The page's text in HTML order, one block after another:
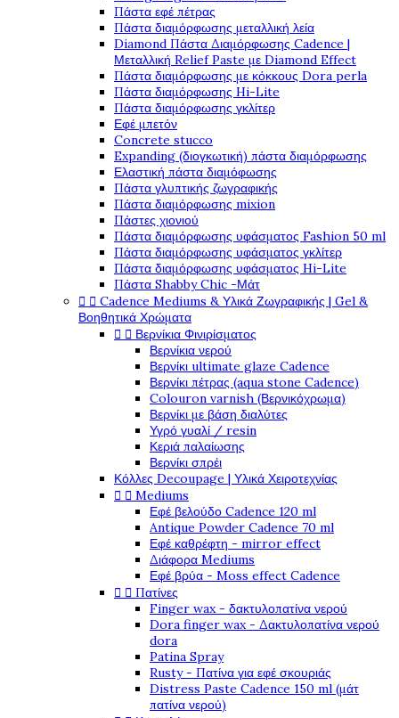
Πάστα εφέ πέτρας
Πάστα διαμόρφωσης μεταλλική λεία
Diamond Πάστα Διαμόρφωσης Cadence |
Μεταλλική Relief Paste με Diamond Effect
Πάστα διαμόρφωσης με κόκκους Dora perla
Πάστα διαμόρφωσης Hi-Lite
Πάστα διαμόρφωσης γκλίτερ
Εφέ μπετόν
Concrete stucco
Expanding (διογκωτική) πάστα διαμόρφωσης
Ελαστική πάστα διαμόφωσης
Πάστα γλυπτικής ζωγραφικής
Πάστα διαμόρφωσης mixion
Πάστες χιονιού
Πάστα διαμόρφωσης υφάσματος Fashion 50 ml
Πάστα διαμόρφωσης υφάσματος γκλίτερ
Πάστα διαμόρφωσης υφάσματος Hi-Lite
Πάστα Shabby Chic -Μάτ
  Cadence Mediums & Υλικά Ζωγραφικής | Gel &
Βοηθητικά Χρώματα
  Βερνίκια Φινιρίσματος
Βερνίκια νερού
Βερνίκι ultimate glaze Cadence
Βερνίκι πέτρας (aqua stone Cadence)
Colouron varnish (Βερνικόχρωμα)
Βερνίκι με βάση διαλύτες
Υγρό γυαλί / resin
Κεριά παλαίωσης
Βερνίκι σπρέι
Κόλλες Decoupage | Υλικά Χειροτεχνίας
  Mediums
Εφέ βελούδο Cadence 120 ml
Antique Powder Cadence 70 ml
Εφέ καθρέφτη - mirror effect
Διάφορα Mediums
Εφέ βρύα - Moss effect Cadence
  Πατίνες
Finger wax - δακτυλοπατίνα νερού
Dora finger wax - Δακτυλοπατίνα νερού
dora
Patina Spray
Rusty - Πατίνα για εφέ σκουριάς
Distress Paste Cadence 150 ml (μάτ
πατίνα νερού)